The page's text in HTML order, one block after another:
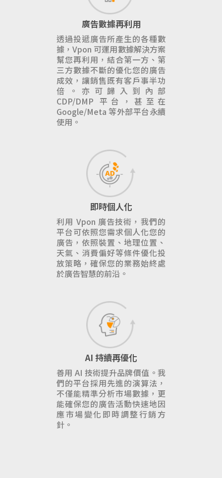
廣告數據再利用
透過投遞廣告所產生的各種數
據，Vpon 可運用數據解決方案
幫您再利用，結合第一方、第
三方數據不斷的優化您的廣告
成效，讓銷售既有客戶事半功
倍。亦可歸入到內部
CDP/DMP 平台，甚至在
Google/Meta 等外部平台永續
使用。
即時個人化
利用 Vpon 廣告技術，我們的
平台可依照您需求個人化您的
廣告，依照裝置、地理位置、
天氣、消費偏好等條件優化投
放策略，確保您的業務始終處
於廣告智慧的前沿。
AI 持續再優化
善用 AI 技術提升品牌價值。我
們的平台採用先進的演算法，
不僅能精準分析市場數據，更
能確保您的廣告活動快速地因
應市場變化即時調整行銷方
針。